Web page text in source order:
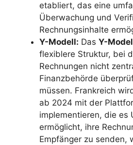
etabliert, das eine
Überwachung und
Rechnungsinhalte
Y-Modell: Das Y-
flexiblere Struktur, bei
Rechnungen nicht
Finanzbehörde
müssen. Frankreich
ab 2024 mit der
implementieren, die es
ermöglicht, ihre
Empfänger zu senden,